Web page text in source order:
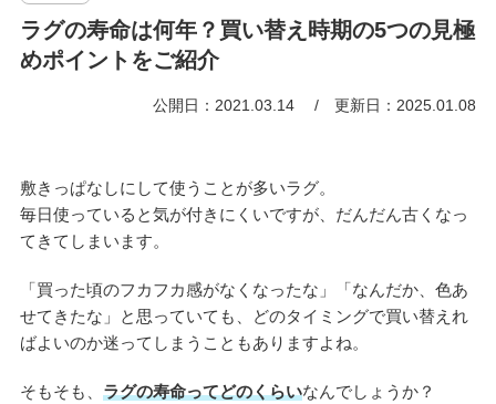
ラグの寿命は何年？買い替え時期の5つの見極
めポイントをご紹介
公開日：2021.03.14 更新日：2025.01.08
敷きっぱなしにして使うことが多いラグ。
毎日使っていると気が付きにくいですが、だんだん古くなっ
てきてしまいます。
「買った頃のフカフカ感がなくなったな」「なんだか、色あ
せてきたな」と思っていても、どのタイミングで買い替えれ
ばよいのか迷ってしまうこともありますよね。
そもそも、 ラグの寿命ってどのくらいなんでしょうか？